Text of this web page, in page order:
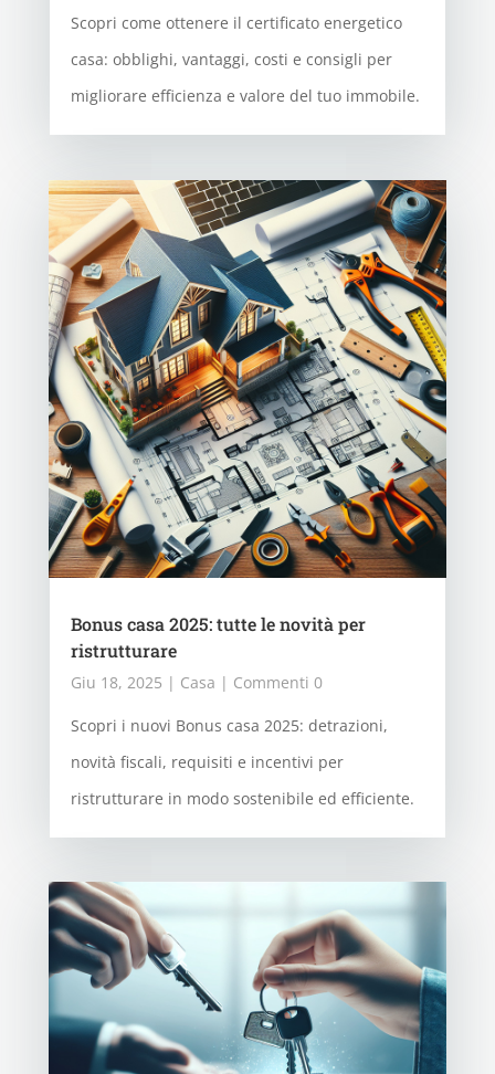
Scopri come ottenere il certificato energetico
casa: obblighi, vantaggi, costi e consigli per
migliorare efficienza e valore del tuo immobile.
Bonus casa 2025: tutte le novità per
ristrutturare
Giu 18, 2025 | Casa | Commenti 0
Scopri i nuovi Bonus casa 2025: detrazioni,
novità fiscali, requisiti e incentivi per
ristrutturare in modo sostenibile ed efficiente.